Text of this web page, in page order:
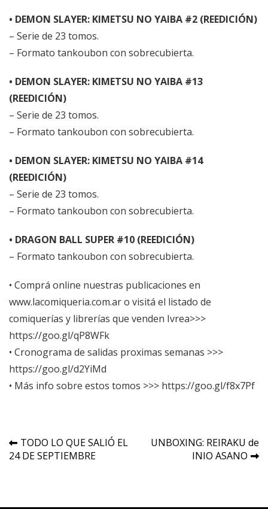
• DEMON SLAYER: KIMETSU NO YAIBA #2 (REEDICIÓN)
– Serie de 23 tomos.
– Formato tankoubon con sobrecubierta.
• DEMON SLAYER: KIMETSU NO YAIBA #13
(REEDICIÓN)
– Serie de 23 tomos.
– Formato tankoubon con sobrecubierta.
• DEMON SLAYER: KIMETSU NO YAIBA #14
(REEDICIÓN)
– Serie de 23 tomos.
– Formato tankoubon con sobrecubierta.
• DRAGON BALL SUPER #10 (REEDICIÓN)
– Formato tankoubon con sobrecubierta.
• Comprá online nuestras publicaciones en
www.lacomiqueria.com.aro visitá el listado de
comiquerías y librerías que venden Ivrea>>>
https://goo.gl/qP8WFk
• Cronograma de salidas proximas semanas >>>
https://goo.gl/d2YiMd
• Más info sobre estos tomos >>> https://goo.gl/f8x7Pf
Navegación
de
TODO LO QUE SALIÓ EL
24 DE SEPTIEMBRE
UNBOXING: REIRAKU de
INIO ASANO